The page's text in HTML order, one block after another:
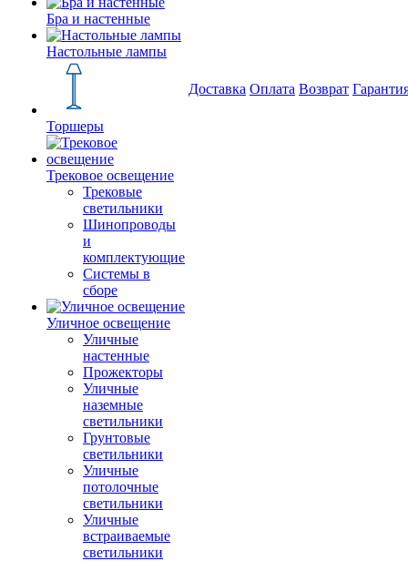
Бра и настенные
Настольные лампы
Торшеры
Трековое освещение
Трековые
светильники
Шинопроводы
и
комплектующие
Системы в
сборе
Уличное освещение
Уличные
настенные
Прожекторы
Уличные
наземные
светильники
Грунтовые
светильники
Уличные
потолочные
светильники
Уличные
встраиваемые
светильники
Доставка Оплата Возврат